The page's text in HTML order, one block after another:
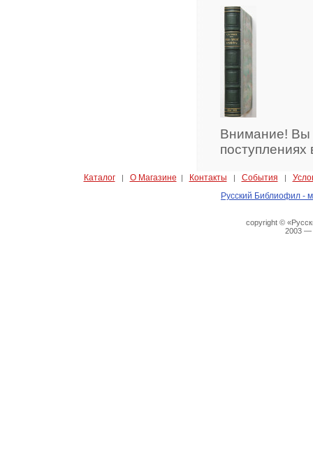
Внимание! Вы
Каталог| О Магазине | Контакты | События |
Русский Библиофил -
copyright ©
2003 —